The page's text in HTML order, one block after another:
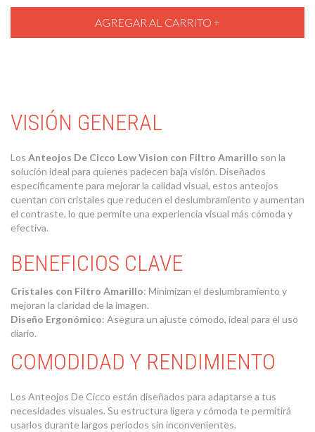
VISIÓN GENERAL
Los Anteojos De Cicco Low Vision con Filtro Amarillo son la
solución ideal para quienes padecen baja visión. Diseñados
específicamente para mejorar la calidad visual, estos anteojos
cuentan con cristales que reducen el deslumbramiento y aumentan
el contraste, lo que permite una experiencia visual más cómoda y
efectiva.
BENEFICIOS CLAVE
Cristales con Filtro Amarillo: Minimizan el deslumbramiento y
mejoran la claridad de la imagen.
Diseño Ergonómico: Asegura un ajuste cómodo, ideal para el uso
diario.
COMODIDAD Y RENDIMIENTO
Los Anteojos De Cicco están diseñados para adaptarse a tus
necesidades visuales. Su estructura ligera y cómoda te permitirá
usarlos durante largos períodos sin inconvenientes.